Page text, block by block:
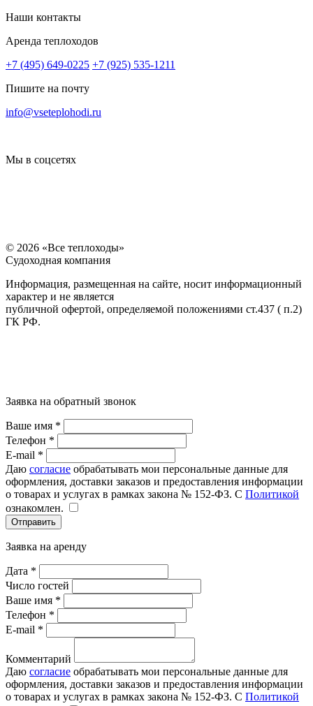
Наши контакты
Аренда теплоходов
+7 (495) 649-0225 +7 (925) 535-1211
Пишите на почту
info@vseteplohodi.ru
Мы в соцсетях
© 2026 «Все теплоходы»
Судоходная компания
Информация, размещенная на сайте, носит информационный
характер и не является
публичной офертой, определяемой положениями ст.437 ( п.2)
ГК РФ.
Заявка на обратный звонок
Ваше имя *
Телефон *
E-mail *
Даю согласие обрабатывать мои персональные данные для
оформления, доставки заказов и предоставления информации
о товарах и услугах в рамках закона № 152-ФЗ. С Политикой
ознакомлен.
Отправить
Заявка на аренду
Дата *
Число гостей
Ваше имя *
Телефон *
E-mail *
Комментарий
Даю согласие обрабатывать мои персональные данные для
оформления, доставки заказов и предоставления информации
о товарах и услугах в рамках закона № 152-ФЗ. С Политикой